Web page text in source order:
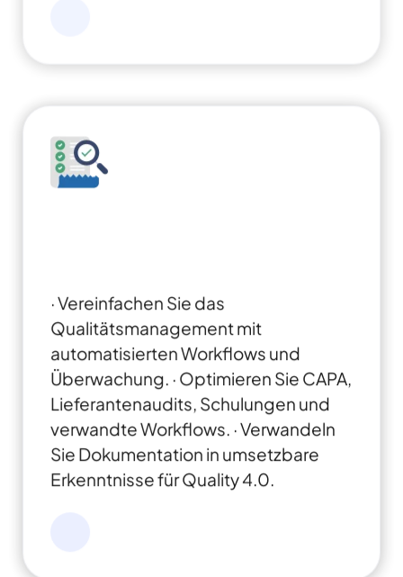
· Vereinfachen Sie das
Qualitätsmanagement mit
automatisierten Workflows und
Überwachung. · Optimieren Sie CAPA,
Lieferantenaudits, Schulungen und
verwandte Workflows. · Verwandeln
Sie Dokumentation in umsetzbare
Erkenntnisse für Quality 4.0.